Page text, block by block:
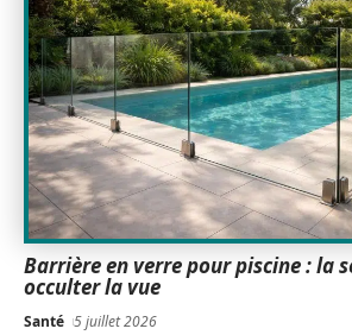
Barrière en verre pour piscine : la
occulter la vue
Santé 5 juillet 2026